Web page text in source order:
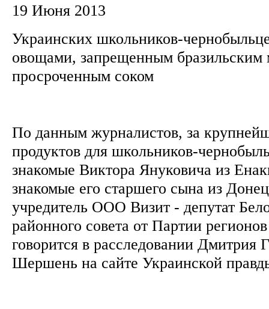
19 Июня 2013
Украинских школьников-
овощами, запрещенным бразильским
просроченным соком
По данным журналистов, за
продуктов для школьников-
знакомые Виктора Януковича из
знакомые его старшего сына из
учредитель ООО Визит - депутат
районного совета от Партии
говорится в расследовании Дмитрия
Шершень на сайте Украинской